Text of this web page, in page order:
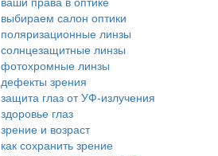
выбираем салон оптики
поляризационные линзы
солнцезащитные линзы
фотохромные линзы
дефекты зрения
защита глаз от УФ-излучения
здоровье глаз
зрение и возраст
как сохранить зрение